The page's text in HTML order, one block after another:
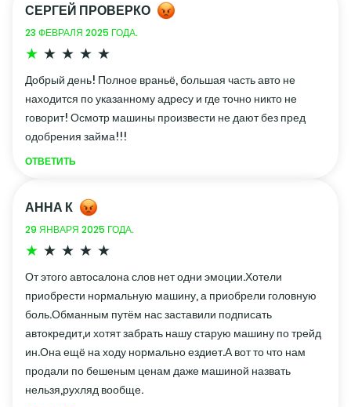
СЕРГЕЙ ПРОВЕРКО
23 ФЕВРАЛЯ 2025 ГОДА.
Добрый день! Полное враньё, большая часть авто не
находится по указанному адресу и где точно никто не
говорит! Осмотр машины произвести не дают без пред
одобрения займа!!!
ОТВЕТИТЬ
АННА К
29 ЯНВАРЯ 2025 ГОДА.
От этого автосалона слов нет одни эмоции.Хотели
приобрести нормальную машину, а приобрели головную
боль.Обманным путём нас заставили подписать
автокредит,и хотят забрать нашу старую машину по трейд
ин.Она ещё на ходу нормально ездиет.А вот то что нам
продали по бешеным ценам даже машиной назвать
нельзя,рухляд вообще.